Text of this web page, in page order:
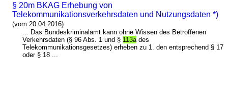
§ 20m BKAG Erhebung von
Telekommunikationsverkehrsdaten und Nutzungsdaten *)
(vom 20.04.2016)
... Das Bundeskriminalamt kann ohne Wissen des Betroffenen
Verkehrsdaten (§ 96 Abs. 1 und § 113a des
Telekommunikationsgesetzes) erheben zu 1. den entsprechend § 17
oder § 18 ...